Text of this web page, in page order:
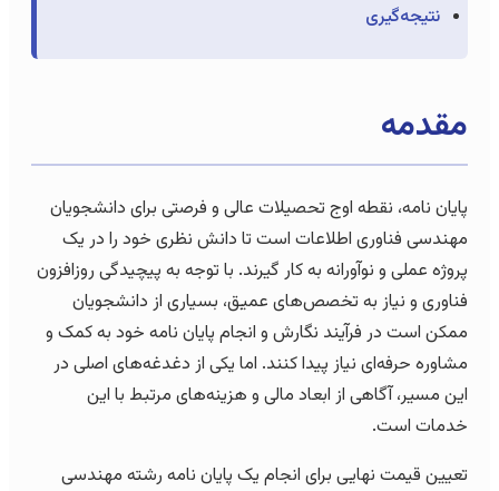
نتیجه‌گیری
مقدمه
پایان نامه، نقطه اوج تحصیلات عالی و فرصتی برای دانشجویان
مهندسی فناوری اطلاعات است تا دانش نظری خود را در یک
پروژه عملی و نوآورانه به کار گیرند. با توجه به پیچیدگی روزافزون
فناوری و نیاز به تخصص‌های عمیق، بسیاری از دانشجویان
ممکن است در فرآیند نگارش و انجام پایان نامه خود به کمک و
مشاوره حرفه‌ای نیاز پیدا کنند. اما یکی از دغدغه‌های اصلی در
این مسیر، آگاهی از ابعاد مالی و هزینه‌های مرتبط با این
خدمات است.
تعیین قیمت نهایی برای انجام یک پایان نامه رشته مهندسی